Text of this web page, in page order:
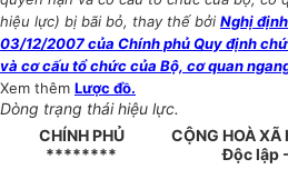
hiệu lực) bị bãi bỏ, thay thế bởi Nghị
03/12/2007 của Chính phủ Quy định
và cơ cấu tổ chức của Bộ, cơ quan
Xem thêm Lược đồ.
Dòng trạng thái hiệu lực.
CHÍNH PHỦ
********
CỘNG HOÀ XÃ
Độc lập